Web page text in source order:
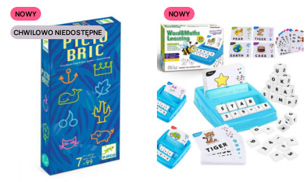
NOWY
CHWILOWO NIEDOSTĘPNE
NOWY